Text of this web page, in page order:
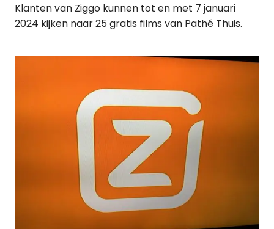
Klanten van Ziggo kunnen tot en met 7 januari
2024 kijken naar 25 gratis films van Pathé Thuis.